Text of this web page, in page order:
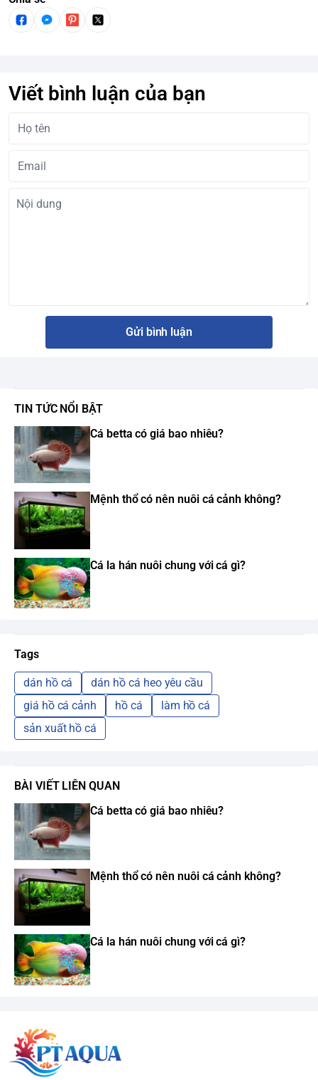
Viết bình luận của bạn
Gửi bình luận
TIN TỨC NỔI BẬT
Cá betta có giá bao nhiêu?
Mệnh thổ có nên nuôi cá cảnh không?
Cá la hán nuôi chung với cá gì?
Tags
dán hồ cá
dán hồ cá heo yêu cầu
giá hồ cá cảnh
hồ cá
làm hồ cá
sản xuất hồ cá
BÀI VIẾT LIÊN QUAN
Cá betta có giá bao nhiêu?
Mệnh thổ có nên nuôi cá cảnh không?
Cá la hán nuôi chung với cá gì?